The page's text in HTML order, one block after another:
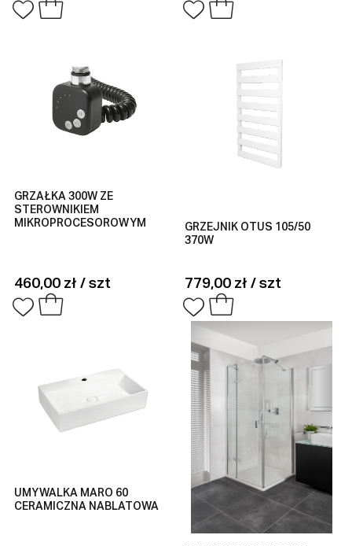
GRZAŁKA 300W ZE
STEROWNIKIEM
MIKROPROCESOROWYM
460,00 zł / szt
GRZEJNIK OTUS 105/50
370W
779,00 zł / szt
UMYWALKA MARO 60
CERAMICZNA NABLATOWA